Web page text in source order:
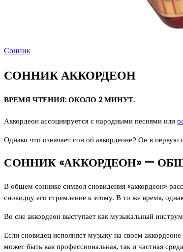
Сонник
СОННИК АККОРДЕОН
ВРЕМЯ ЧТЕНИЯ: ОКОЛО 2 МИНУТ.
Аккордеон ассоциируется с народными песнями или
Однако что означает сон об аккордеоне? Он в первую
СОННИК «АККОРДЕОН» —
В общем соннике символ сновидения «аккордеон»
сновидцу его стремление к этому. В то же время,
Во сне аккордеон выступает как музыкальный
Если сновидец исполняет музыку на своем
может быть как профессиональная, так и частная